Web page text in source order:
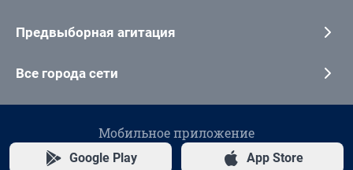
Предвыборная агитация
Все города сети
Мобильное приложение
Google Play App Store